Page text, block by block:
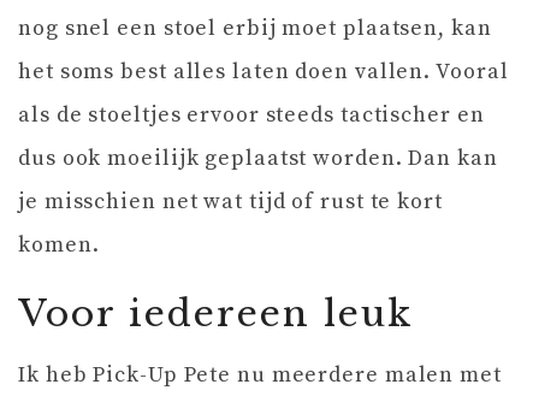
nog snel een stoel erbij moet plaatsen, kan
het soms best alles laten doen vallen. Vooral
als de stoeltjes ervoor steeds tactischer en
dus ook moeilijk geplaatst worden. Dan kan
je misschien net wat tijd of rust te kort
komen.
Voor iedereen leuk
Ik heb Pick-Up Pete nu meerdere malen met